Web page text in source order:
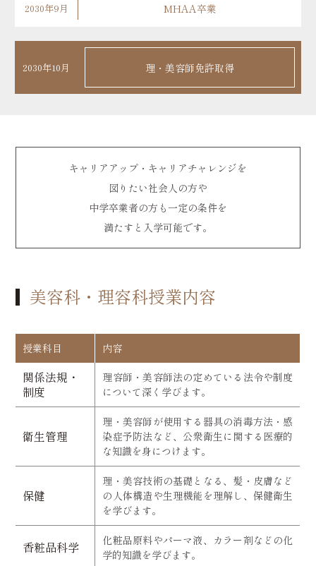
2030年9月 MHAA卒業
2030年10月 理・美容師免許取得
キャリアアップ・キャリアチャレンジを
図りたい社会人の方や
中学卒業者の方も一定の条件を
満たすと入学可能です。
美容科・理容科授業内容
授業科目 内容
関係法規・
制度
理容師・美容師法の定めている法令や制度
について深く学びます。
衛生管理
理・美容師が使用する器具の消毒方法・感
染症予防法など、公衆衛生に関する医療的
な知識を身につけます。
保健
理・美容技術の基礎となる、髪・皮膚など
の人体構造や生理機能を理解し、保健衛生
を学びます。
香粧品科学
化粧品原料やパーマ液、カラー剤などの化
学的知識を学びます。